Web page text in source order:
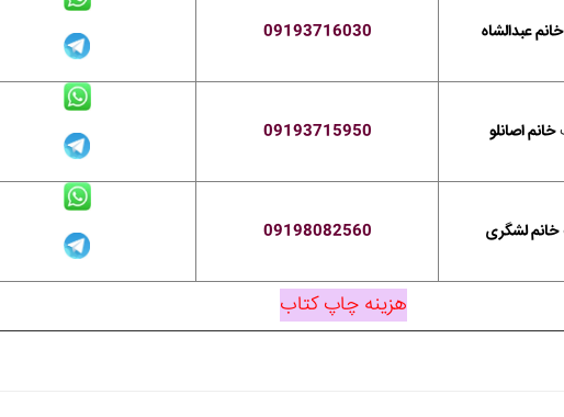
خانم عبدالشاه 09193716030
خانم اصانلو 09193715950
خانم لشگری 09198082560
هزینه چاپ کتاب